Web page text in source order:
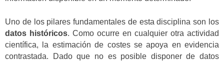
Uno de los pilares fundamentales de esta disciplina son los
datos históricos. Como ocurre en cualquier otra actividad
científica, la estimación de costes se apoya en evidencia
contrastada. Dado que no es posible disponer de datos